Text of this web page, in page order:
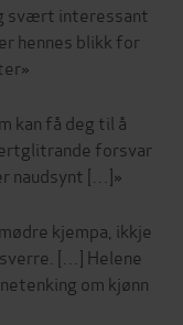
svært interessant
hennes blikk for
kan få deg til å
forsvar
naudsynt […]»
kjempa, ikkje
[…] Helene
om kjønn